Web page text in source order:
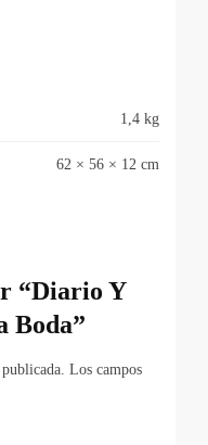
1,4 kg
62 × 56 × 12 cm
“Diario Y
Boda”
Los campos